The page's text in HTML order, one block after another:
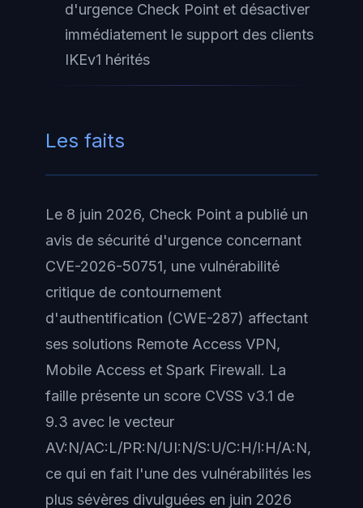
d'urgence Check Point et désactiver
immédiatement le support des clients
IKEv1 hérités
Les faits
Le 8 juin 2026, Check Point a publié un
avis de sécurité d'urgence concernant
CVE-2026-50751, une vulnérabilité
critique de contournement
d'authentification (CWE-287) affectant
ses solutions Remote Access VPN,
Mobile Access et Spark Firewall. La
faille présente un score CVSS v3.1 de
9.3 avec le vecteur
AV:N/AC:L/PR:N/UI:N/S:U/C:H/I:H/A:N,
ce qui en fait l'une des vulnérabilités les
plus sévères divulguées en juin 2026